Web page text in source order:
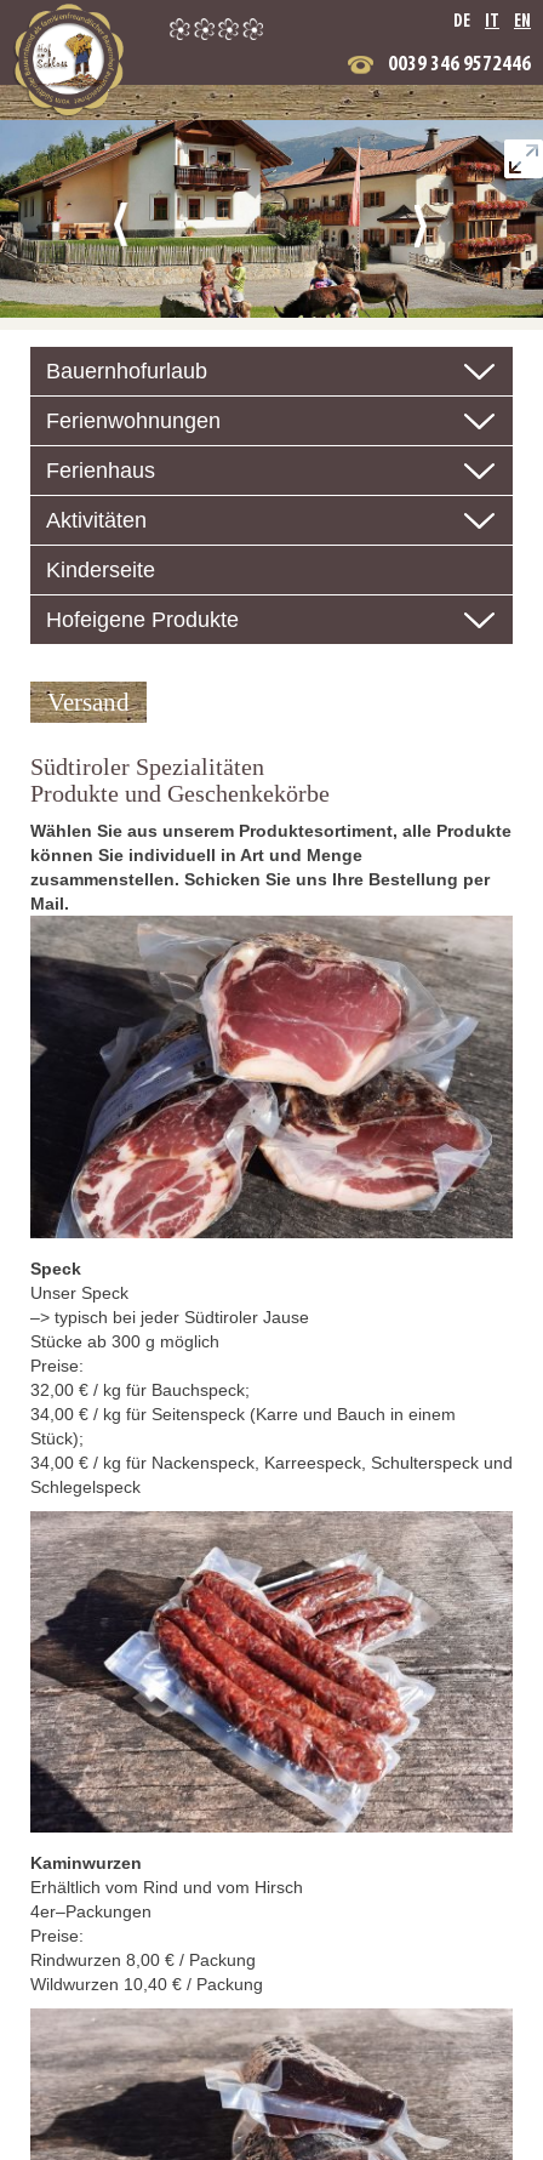
DE IT EN
0039 346 9572446
Bauernhofurlaub
Ferienwohnungen
Ferienhaus
Aktivitäten
Kinderseite
Hofeigene Produkte
Versand
Südtiroler Spezialitäten
Produkte und Geschenkekörbe
Wählen Sie aus unserem Produktesortiment, alle Produkte
können Sie individuell in Art und Menge
zusammenstellen. Schicken Sie uns Ihre Bestellung per
Mail.
Speck
Unser Speck
–> typisch bei jeder Südtiroler Jause
Stücke ab 300 g möglich
Preise:
32,00 € / kg für Bauchspeck;
34,00 € / kg für Seitenspeck (Karre und Bauch in einem
Stück);
34,00 € / kg für Nackenspeck, Karreespeck, Schulterspeck und
Schlegelspeck
Kaminwurzen
Erhältlich vom Rind und vom Hirsch
4er–Packungen
Preise:
Rindwurzen 8,00 € / Packung
Wildwurzen 10,40 € / Packung